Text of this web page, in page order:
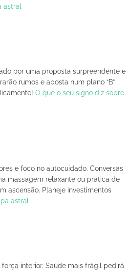
astral
por uma proposta surpreendente e
rumos e aposta num plano “B”.
O que o seu signo diz sobre
e foco no autocuidado. Conversas
massagem relaxante ou prática de
ascensão. Planeje investimentos
astral
interior. Saúde mais frágil pedirá